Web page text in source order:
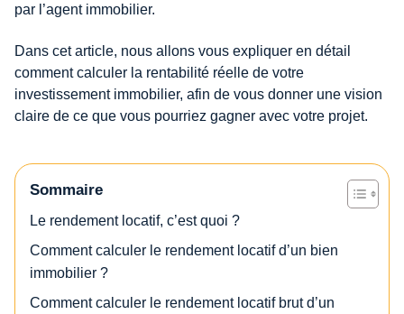
par l’agent immobilier.
Dans cet article, nous allons vous expliquer en détail
comment calculer la rentabilité réelle de votre
investissement immobilier, afin de vous donner une vision
claire de ce que vous pourriez gagner avec votre projet.
Sommaire
Le rendement locatif, c’est quoi ?
Comment calculer le rendement locatif d’un bien
immobilier ?
Comment calculer le rendement locatif brut d’un